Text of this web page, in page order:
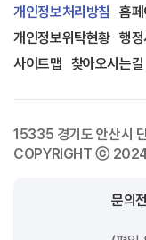
개인정보처리방침 홈페
개인정보위탁현황 행
사이트맵 찾아오시는길
15335 경기도 안산시
COPYRIGHT ⓒ
문의